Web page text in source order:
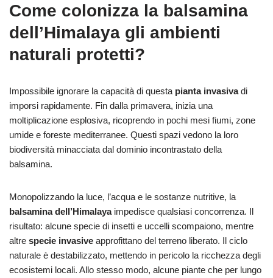
Come colonizza la balsamina
dell’Himalaya gli ambienti
naturali protetti?
Impossibile ignorare la capacità di questa pianta invasivadi
imporsi rapidamente. Fin dalla primavera, inizia una
moltiplicazione esplosiva, ricoprendo in pochi mesi fiumi, zone
umide e foreste mediterranee. Questi spazi vedono la loro
biodiversità minacciata dal dominio incontrastato della
balsamina.
Monopolizzando la luce, l’acqua e le sostanze nutritive, la
balsamina dell’Himalayaimpedisce qualsiasi concorrenza. Il
risultato: alcune specie di insetti e uccelli scompaiono, mentre
altre specie invasive approfittano del terreno liberato. Il ciclo
naturale è destabilizzato, mettendo in pericolo la ricchezza degli
ecosistemi locali. Allo stesso modo, alcune piante che per lungo